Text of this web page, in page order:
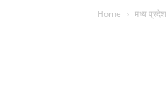
Home मध्य प्रदेश